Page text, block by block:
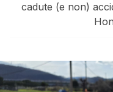
cadute (e non)